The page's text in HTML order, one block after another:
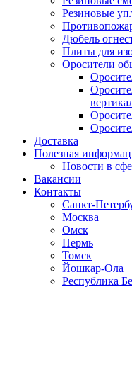
Резиновые
Дюбель
Плиты для
Оросители
Доставка
Полезная
Новости в
Вакансии
Контакты
Санкт-
Москва
Омск
Пермь
Томск
Йошкар-Ола
Республика